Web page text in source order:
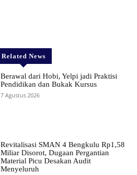
Related News
Berawal dari Hobi, Yelpi jadi Praktisi
Pendidikan dan Bukak Kursus
7 Agustus 2026
Revitalisasi SMAN 4 Bengkulu Rp1,58
Miliar Disorot, Dugaan Pergantian
Material Picu Desakan Audit
Menyeluruh